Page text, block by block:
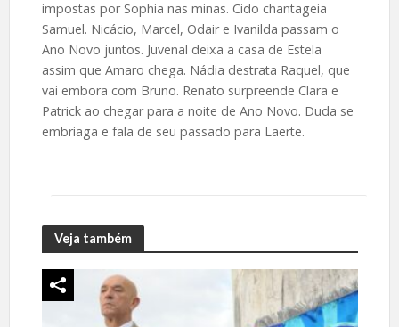
impostas por Sophia nas minas. Cido chantageia
Samuel. Nicácio, Marcel, Odair e Ivanilda passam o
Ano Novo juntos. Juvenal deixa a casa de Estela
assim que Amaro chega. Nádia destrata Raquel, que
vai embora com Bruno. Renato surpreende Clara e
Patrick ao chegar para a noite de Ano Novo. Duda se
embriaga e fala de seu passado para Laerte.
Veja também